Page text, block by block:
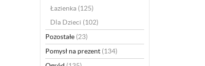
Łazienka (125)
Dla Dzieci (102)
Pozostałe (23)
Pomysł na prezent (134)